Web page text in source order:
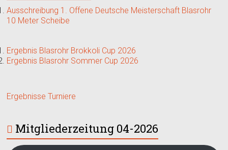
Ausschreibung 1. Offene Deutsche Meisterschaft Blasrohr
10 Meter Scheibe
Ergebnis Blasrohr Brokkoli Cup 2026
Ergebnis Blasrohr Sommer Cup 2026
Ergebnisse Turniere
Mitgliederzeitung 04-2026